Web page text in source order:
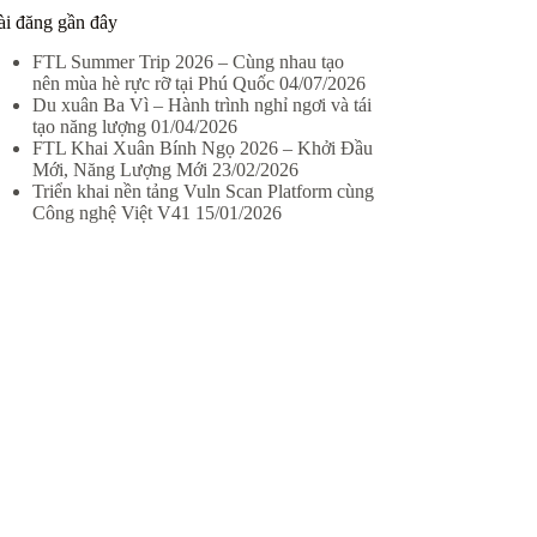
đăng gần đây
FTL Summer Trip 2026 – Cùng nhau tạo
nên mùa hè rực rỡ tại Phú Quốc 04/07/2026
Du xuân Ba Vì – Hành trình nghỉ ngơi và tái
tạo năng lượng 01/04/2026
FTL Khai Xuân Bính Ngọ 2026 – Khởi Đầu
Mới, Năng Lượng Mới 23/02/2026
Triển khai nền tảng Vuln Scan Platform cùng
Công nghệ Việt V41 15/01/2026